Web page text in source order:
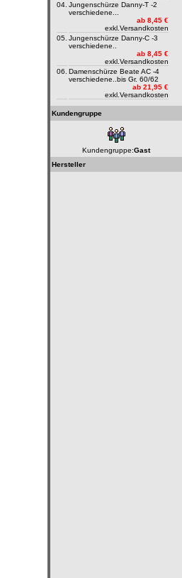
04. Jungenschürze Danny-T -2
verschiedene...
ab 8,45 €
exkl. Versandkosten
05. Jungenschürze Danny-C -3
verschiedene..
ab 8,45 €
exkl. Versandkosten
06. Damenschürze Beate AC -4
verschiedene..bis Gr. 60/62
ab 21,95 €
exkl. Versandkosten
Kundengruppe
Kundengruppe:Gast
Hersteller